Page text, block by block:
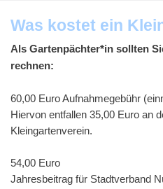
Was kostet ein
Als Gartenpächter*in sollten
rechnen:
60,00 Euro Aufnahmegebühr
Hiervon entfallen 35,00 Euro an
Kleingartenverein.
54,00 Euro
Jahresbeitrag für Stadtverband